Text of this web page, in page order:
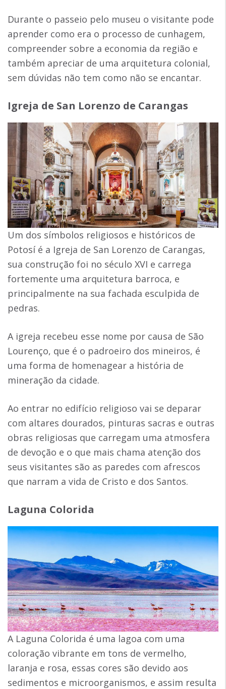
Durante o passeio pelo museu o visitante pode
aprender como era o processo de cunhagem,
compreender sobre a economia da região e
também apreciar de uma arquitetura colonial,
sem dúvidas não tem como não se encantar.
Igreja de San Lorenzo de Carangas
Um dos símbolos religiosos e históricos de
Potosí é a Igreja de San Lorenzo de Carangas,
sua construção foi no século XVI e carrega
fortemente uma arquitetura barroca, e
principalmente na sua fachada esculpida de
pedras.
A igreja recebeu esse nome por causa de São
Lourenço, que é o padroeiro dos mineiros, é
uma forma de homenagear a história de
mineração da cidade.
Ao entrar no edifício religioso vai se deparar
com altares dourados, pinturas sacras e outras
obras religiosas que carregam uma atmosfera
de devoção e o que mais chama atenção dos
seus visitantes são as paredes com afrescos
que narram a vida de Cristo e dos Santos.
Laguna Colorida
A Laguna Colorida é uma lagoa com uma
coloração vibrante em tons de vermelho,
laranja e rosa, essas cores são devido aos
sedimentos e microorganismos, e assim resulta